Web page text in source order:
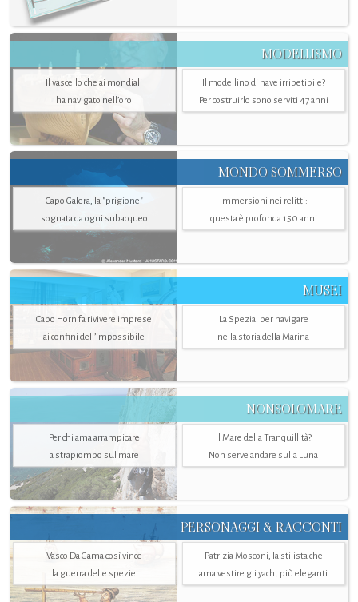
MODELLISMO
Il vascello che ai mondiali
ha navigato nell’oro
Il modellino di nave irripetibile?
Per costruirlo sono serviti 47 anni
MONDO SOMMERSO
Capo Galera, la "prigione"
sognata da ogni subacqueo
Immersioni nei relitti:
questa è profonda 150 anni
MUSEI
Capo Horn fa rivivere imprese
ai confini dell’impossibile
La Spezia. per navigare
nella storia della Marina
NONSOLOMARE
Per chi ama arrampicare
a strapiombo sul mare
Il Mare della Tranquillità?
Non serve andare sulla Luna
PERSONAGGI & RACCONTI
Vasco Da Gama così vince
la guerra delle spezie
Patrizia Mosconi, la stilista che
ama vestire gli yacht più eleganti